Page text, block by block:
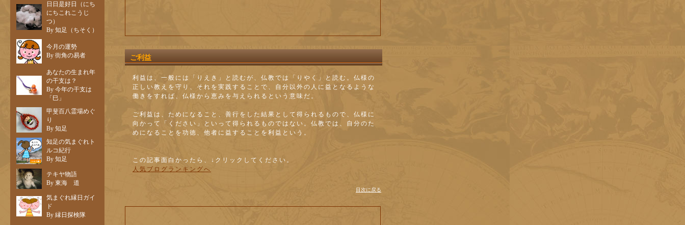
ご利益
利益は、一般には「りえき」と読むが、仏教では「りやく」と読む。仏様の
正しい教えを守り、それを実践することで、自分以外の人に益となるような
働きをすれば、仏様から恵みを与えられるという意味だ。
ご利益は、ためになること、善行をした結果として得られるもので、仏様に
向かって「ください」といって得られるものではない。仏教では、自分のた
めになることを功徳、他者に益することを利益という。
この記事面白かったら、↓クリックしてください。
人気ブログランキングへ
目次に戻る
日日是好日（にち
にちこれこうじ
つ）
By 知足（ちそく）
今月の運勢
By 街角の易者
あなたの生まれ年
の干支は？
By 今年の干支は
「巳」
甲斐百八霊場めぐ
り
By 知足
知足の気まぐれト
ルコ紀行
By 知足
テキヤ物語
By 東海 道
気まぐれ縁日ガイ
ド
By 縁日探検隊